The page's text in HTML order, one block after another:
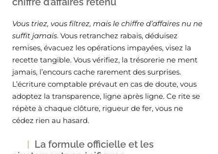
Vous triez, vous filtrez, mais le chiffre d’affaires nu ne
suffit jamais. Vous retranchez rabais, déduisez
remises, évacuez les opérations impayées, visez la
recette tangible. Vous vérifiez, la trésorerie ne ment
jamais, l’encours cache rarement des surprises.
L’écriture comptable prévaut en cas de doute, vous
adoptez la transparence, ligne après ligne. Ce rite se
répète à chaque clôture, rigueur de fer, vous ne
cédez rien au hasard.
La formule officielle et les